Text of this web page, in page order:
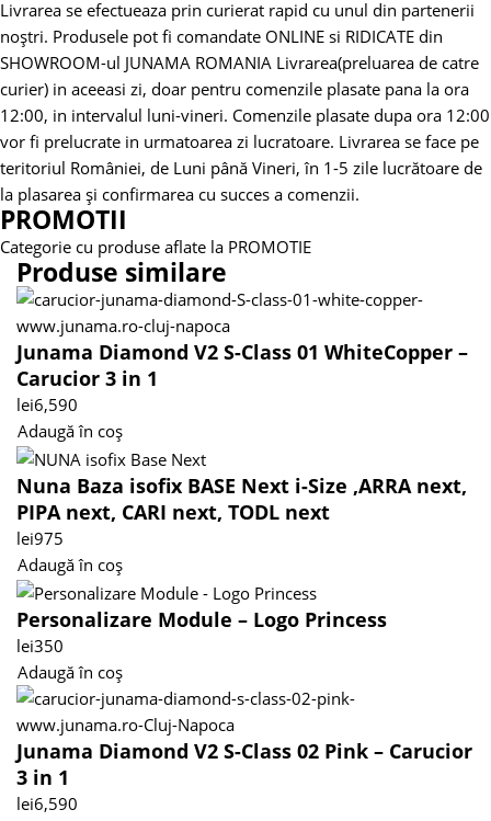
Livrarea se efectueaza prin curierat rapid cu unul din partenerii
noștri. Produsele pot fi comandate ONLINE si RIDICATE din
SHOWROOM-ul JUNAMA ROMANIA Livrarea(preluarea de catre
curier) in aceeasi zi, doar pentru comenzile plasate pana la ora
12:00, in intervalul luni-vineri. Comenzile plasate dupa ora 12:00
vor fi prelucrate in urmatoarea zi lucratoare. Livrarea se face pe
teritoriul României, de Luni până Vineri, în 1-5 zile lucrătoare de
la plasarea și confirmarea cu succes a comenzii.
PROMOTII
Categorie cu produse aflate la PROMOTIE
Produse similare
Junama Diamond V2 S-Class 01 WhiteCopper –
Carucior 3 in 1
lei6,590
Adaugă în coș
Nuna Baza isofix BASE Next i-Size ,ARRA next,
PIPA next, CARI next, TODL next
lei975
Adaugă în coș
Personalizare Module – Logo Princess
lei350
Adaugă în coș
Junama Diamond V2 S-Class 02 Pink – Carucior
3 in 1
lei6,590